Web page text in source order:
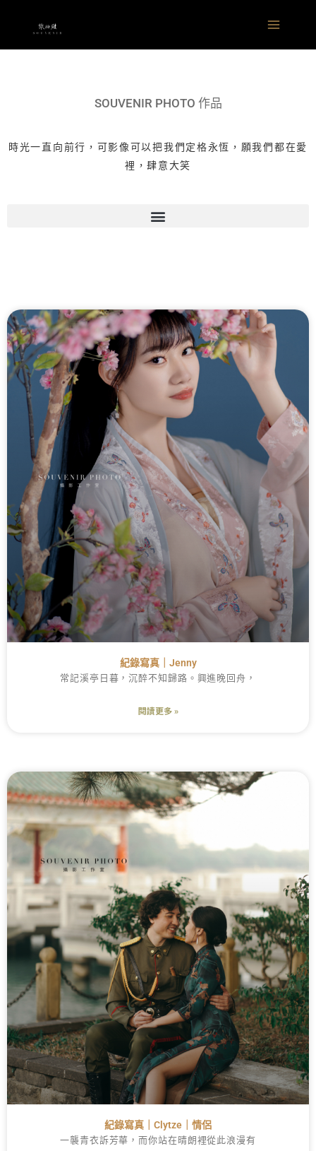
SOUVENIR PHOTO 作品
時光一直向前行，可影像可以把我們定格永恆，願我們都在愛
裡，肆意大笑
紀錄寫真｜Jenny
常記溪亭日暮，沉醉不知歸路。興進晚回舟，
閱讀更多 »
紀錄寫真｜Clytze｜情侶
一襲青衣訴芳華，而你站在晴朗裡從此浪漫有
頁
面
頁
面
頁
面
頁
面
頁
面
頁
面
頁
面
頁
面
頁
面
頁
面
頁
面
頁
面